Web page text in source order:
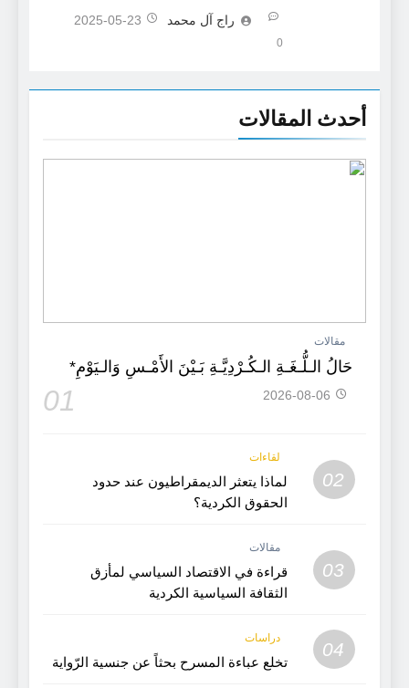
راج آل محمد 2025-05-23
0
أحدث المقالات
مقالات
حَالُ الـلُّـغَـةِ الـكُـرْدِيَّـةِ بَـيْنَ الأَمْـسِ وَالـيَوْمِ*
01 2026-08-06
02
لقاءات
لماذا يتعثر الديمقراطيون عند حدود
الحقوق الكردية؟
03
مقالات
قراءة في الاقتصاد السياسي لمأزق
الثقافة السياسية الكردية
04
دراسات
تخلع عباءة المسرح بحثاً عن جنسية الرّواية